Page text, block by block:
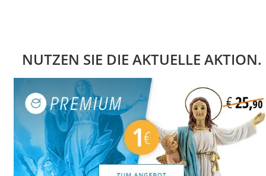
NUTZEN SIE DIE AKTUELLE AKTION.